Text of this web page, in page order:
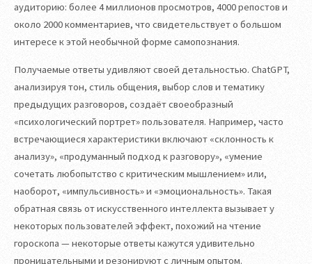
аудиторию: более 4 миллионов просмотров, 4000 репостов и
около 2000 комментариев, что свидетельствует о большом
интересе к этой необычной форме самопознания.
Получаемые ответы удивляют своей детальностью. ChatGPT,
анализируя тон, стиль общения, выбор слов и тематику
предыдущих разговоров, создаёт своеобразный
«психологический портрет» пользователя. Например, часто
встречающиеся характеристики включают «склонность к
анализу», «продуманный подход к разговору», «умение
сочетать любопытство с критическим мышлением» или,
наоборот, «импульсивность» и «эмоциональность». Такая
обратная связь от искусственного интеллекта вызывает у
некоторых пользователей эффект, похожий на чтение
гороскопа — некоторые ответы кажутся удивительно
проницательными и резонируют с личным опытом.